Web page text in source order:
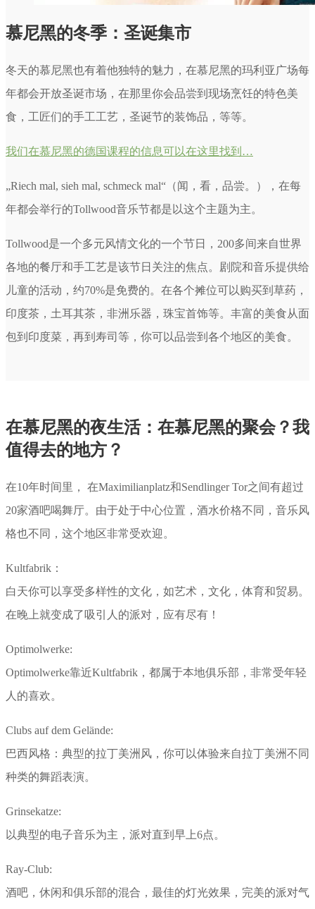
慕尼黑的冬季：圣诞集市
冬天的慕尼黑也有着他独特的魅力，在慕尼黑的玛利亚广场每
年都会开放圣诞市场，在那里你会品尝到现场烹饪的特色美
食，工匠们的手工工艺，圣诞节的装饰品，等等。
我们在慕尼黑的德国课程的信息可以在这里找到…
„Riech mal, sieh mal, schmeck mal“（闻，看，品尝。），在每
年都会举行的Tollwood音乐节都是以这个主题为主。
Tollwood是一个多元风情文化的一个节日，200多间来自世界
各地的餐厅和手工艺是该节日关注的焦点。剧院和音乐提供给
儿童的活动，约70%是免费的。在各个摊位可以购买到草药，
印度茶，土耳其茶，非洲乐器，珠宝首饰等。丰富的美食从面
包到印度菜，再到寿司等，你可以品尝到各个地区的美食。
在慕尼黑的夜生活：在慕尼黑的聚会？我
值得去的地方？
在10年时间里， 在Maximilianplatz和Sendlinger Tor之间有超过
20家酒吧喝舞厅。由于处于中心位置，酒水价格不同，音乐风
格也不同，这个地区非常受欢迎。
Kultfabrik：
白天你可以享受多样性的文化，如艺术，文化，体育和贸易。
在晚上就变成了吸引人的派对，应有尽有！
Optimolwerke:
Optimolwerke靠近Kultfabrik，都属于本地俱乐部，非常受年轻
人的喜欢。
Clubs auf dem Gelände:
巴西风格：典型的拉丁美洲风，你可以体验来自拉丁美洲不同
种类的舞蹈表演。
Grinsekatze:
以典型的电子音乐为主，派对直到早上6点。
Ray-Club:
酒吧，休闲和俱乐部的混合，最佳的灯光效果，完美的派对气